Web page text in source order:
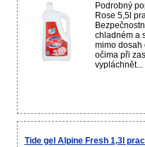
Podrobný
Rose 5,5l
chladném a
mimo dosah
očima při
vypláchnět...
Tide gel Alpine Fresh 1,3l